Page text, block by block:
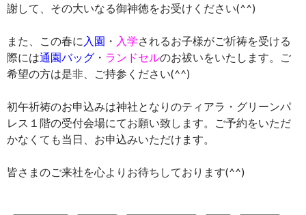
謝して、その大いなる御神徳をお受けください(^^)
また、この春に 入園 ・ 入学されるお子様がご祈祷を受ける
際には通園バッグ ・ ランドセルのお祓いをいたします。ご
希望の方は是非、ご持参ください(^^)
初午祈祷のお申込みは神社となりのティアラ・グリーンパ
レス１階の受付会場にてお願い致します。ご予約をいただ
かなくても当日、お申込みいただけます。
皆さまのご来社を心よりお待ちしております(^^)